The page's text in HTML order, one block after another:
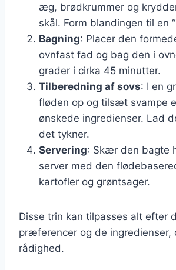
æg, brødkrummer og
skål. Form blandingen til en
Bagning: Placer den
ovnfast fad og bag den i
grader i cirka 45 minutter.
Tilberedning af sovs: I en
fløden op og tilsæt svampe
ønskede ingredienser. Lad
det tykner.
Servering: Skær den bagte
server med den
kartofler og grøntsager.
Disse trin kan tilpasses alt efter
præferencer og de ingredienser,
rådighed.